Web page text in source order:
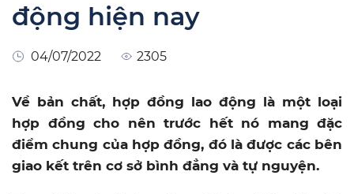
động hiện nay
04/07/2022 2305
Về bản chất, hợp đồng lao động là một loại
hợp đồng cho nên trước hết nó mang đặc
điểm chung của hợp đồng, đó là được các bên
giao kết trên cơ sở bình đẳng và tự nguyện.